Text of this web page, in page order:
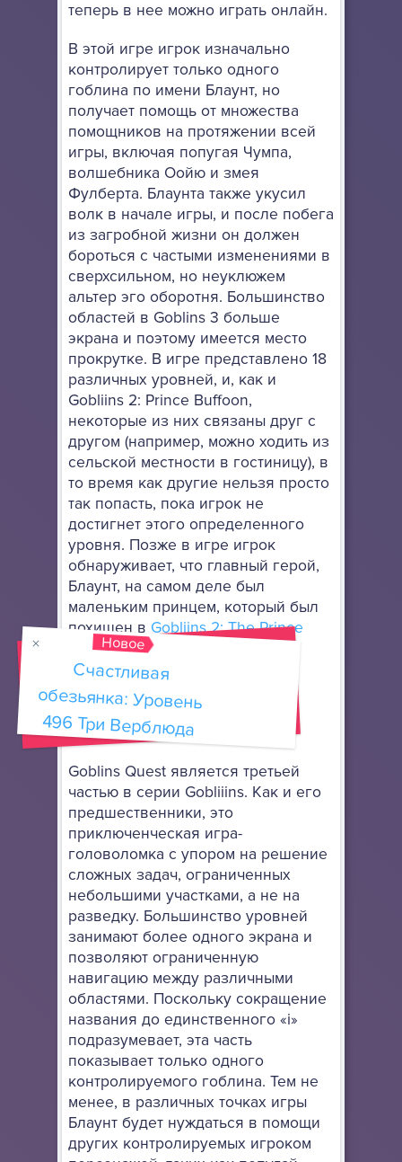
теперь в нее можно играть онлайн.
В этой игре игрок изначально
контролирует только одного
гоблина по имени Блаунт, но
получает помощь от множества
помощников на протяжении всей
игры, включая попугая Чумпа,
волшебника Оойю и змея
Фулберта. Блаунта также укусил
волк в начале игры, и после побега
из загробной жизни он должен
бороться с частыми изменениями в
сверхсильном, но неуклюжем
альтер эго оборотня. Большинство
областей в Goblins 3 больше
экрана и поэтому имеется место
прокрутке. В игре представлено 18
различных уровней, и, как и
Gobliins 2: Prince Buffoon,
некоторые из них связаны друг с
другом (например, можно ходить из
сельской местности в гостиницу), в
то время как другие нельзя просто
так попасть, пока игрок не
достигнет этого определенного
уровня. Позже в игре игрок
обнаруживает, что главный герой,
Блаунт, на самом деле был
маленьким принцем, который был
похищен в Gobliins 2: The Prince
Buffoon.
Описание игры
Goblins 3
Goblins Quest является третьей
частью в серии Gobliiins. Как и его
предшественники, это
приключенческая игра-
головоломка с упором на решение
сложных задач, ограниченных
небольшими участками, а не на
разведку. Большинство уровней
занимают более одного экрана и
позволяют ограниченную
навигацию между различными
областями. Поскольку сокращение
названия до единственного «i»
подразумевает, эта часть
показывает только одного
контролируемого гоблина. Тем не
менее, в различных точках игры
Блаунт будет нуждаться в помощи
других контролируемых игроком
Новое
Счастливая
обезьянка: Уровень
496 Три Верблюда